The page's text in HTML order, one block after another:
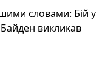
словами: Бій у
Байден викликав